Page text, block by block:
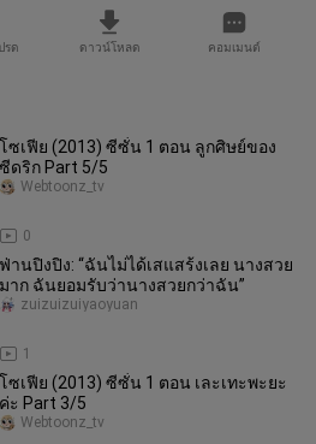
รด ดาวน์โหลด คอมเมนต์
โซเฟีย (2013) ซีซั่น 1 ตอน ลูกศิษย์ของ
ซีดริก Part 5/5
0
Webtoonz_tv
ฟ่านปิงปิง: “ฉันไม่ได้เสแสร้งเลย นางสวย
มาก ฉันยอมรับว่านางสวยกว่าฉัน”
1
zuizuizuiyaoyuan
โซเฟีย (2013) ซีซั่น 1 ตอน เละเทะพะยะ
ค่ะ Part 3/5
Webtoonz_tv